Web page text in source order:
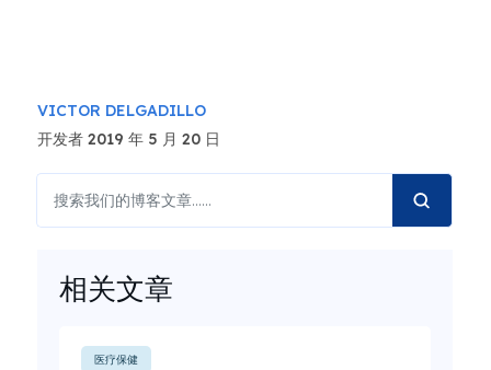
VICTOR DELGADILLO
开发者 2019 年 5 月 20 日
相关文章
医疗保健